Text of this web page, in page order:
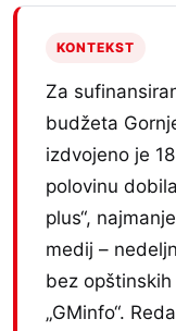
KONTEKST
Za
budžeta
izdvojeno je
polovinu
plus“,
medij –
bez
„GMinfo“.